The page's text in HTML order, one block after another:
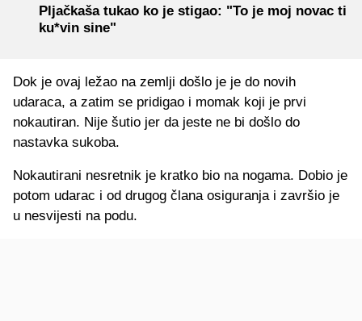
Pljačkaša tukao ko je stigao: "To je moj novac ti
ku*vin sine"
Dok je ovaj ležao na zemlji došlo je je do novih
udaraca, a zatim se pridigao i momak koji je prvi
nokautiran. Nije šutio jer da jeste ne bi došlo do
nastavka sukoba.
Nokautirani nesretnik je kratko bio na nogama. Dobio je
potom udarac i od drugog člana osiguranja i završio je
u nesvijesti na podu.